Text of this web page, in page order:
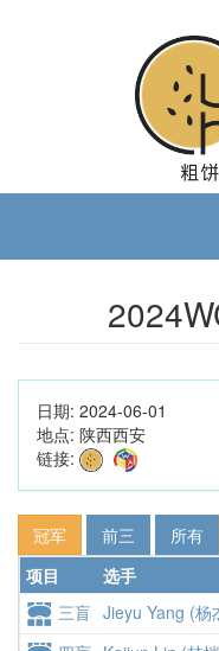
日期: 2024-06-01
地点: 陕西西安
链接:
冠军 前三 所有
项目
选手
三盲 Jieyu Yang (杨